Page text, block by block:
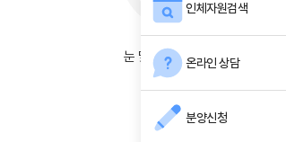
눈 및 눈 부속기의 질환
(H00-H59)
인체자원검색
온라인 상담
분양신청